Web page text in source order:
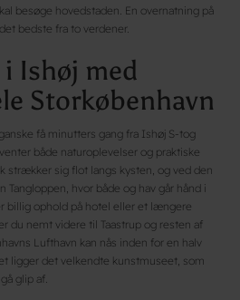
besøge hovedstaden. En overnatning på
bedste fra to verdener.
Ishøj med
Storkøbenhavn
få minutters gang fra Ishøj S-tog
både naturoplevelser og praktiske
strækker sig flot langs kysten, og ved den
hvor både og hav går hånd i
billig ophold på hotel eller et længere
du nemt videre til Taastrup og resten af
Lufthavn kan nås inden for en halv
ligger det velkendte kunstmuseet, som
glip af.